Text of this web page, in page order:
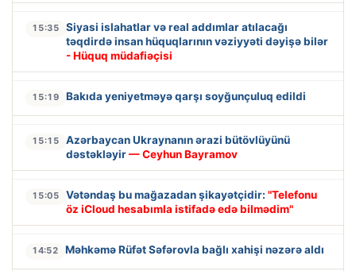
15:35
Siyasi islahatlar və real addımlar atılacağı
təqdirdə insan hüquqlarının vəziyyəti dəyişə bilər
- Hüquq müdafiəçisi
15:19 Bakıda yeniyetməyə qarşı soyğunçuluq edildi
15:15
Azərbaycan Ukraynanın ərazi bütövlüyünü
dəstəkləyir— Ceyhun Bayramov
15:05 Vətəndaş bu mağazadan şikayətçidir: "Telefonu
öz iCloud hesabımla istifadə edə bilmədim"
14:52 Məhkəmə Rüfət Səfərovla bağlı xahişi nəzərə aldı